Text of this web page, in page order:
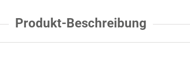
Produkt-Beschreibung